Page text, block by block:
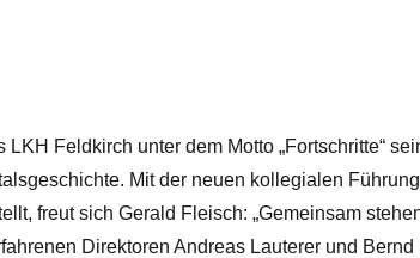
Feldkirch unter dem Motto „Fortschritte“
Mit der neuen kollegialen
freut sich Gerald Fleisch: „Gemeinsam
Direktoren Andreas Lauterer und